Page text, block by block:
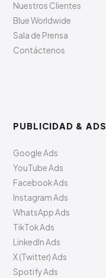
Nuestros Clientes
Blue Worldwide
Sala de Prensa
Contáctenos
PUBLICIDAD & ADS
Google Ads
YouTube Ads
Facebook Ads
Instagram Ads
WhatsApp Ads
TikTok Ads
LinkedIn Ads
X (Twitter) Ads
Spotify Ads